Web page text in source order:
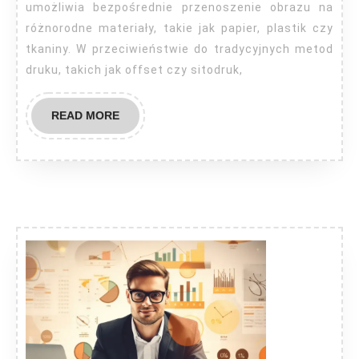
umożliwia bezpośrednie przenoszenie obrazu na
różnorodne materiały, takie jak papier, plastik czy
tkaniny. W przeciwieństwie do tradycyjnych metod
druku, takich jak offset czy sitodruk,
READ MOREREAD
MORE